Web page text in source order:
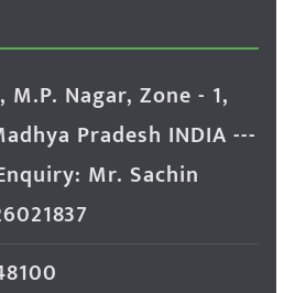
M.P. Nagar, Zone - 1,
Pradesh INDIA ---
Mr. Sachin